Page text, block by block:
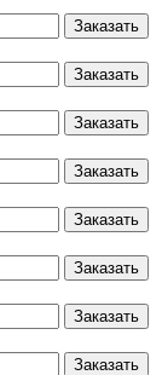
Заказать
Заказать
Заказать
Заказать
Заказать
Заказать
Заказать
Заказать